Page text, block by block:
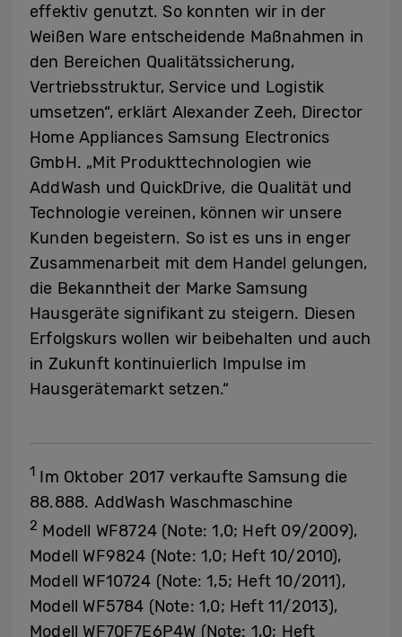
effektiv genutzt. So konnten wir in der
Weißen Ware entscheidende Maßnahmen in
den Bereichen Qualitätssicherung,
Vertriebsstruktur, Service und Logistik
umsetzen“, erklärt Alexander Zeeh, Director
Home Appliances Samsung Electronics
GmbH. „Mit Produkttechnologien wie
AddWash und QuickDrive, die Qualität und
Technologie vereinen, können wir unsere
Kunden begeistern. So ist es uns in enger
Zusammenarbeit mit dem Handel gelungen,
die Bekanntheit der Marke Samsung
Hausgeräte signifikant zu steigern. Diesen
Erfolgskurs wollen wir beibehalten und auch
in Zukunft kontinuierlich Impulse im
Hausgerätemarkt setzen.“
1 Im Oktober 2017 verkaufte Samsung die
88.888. AddWash Waschmaschine
2 Modell WF8724 (Note: 1,0; Heft 09/2009),
Modell WF9824 (Note: 1,0; Heft 10/2010),
Modell WF10724 (Note: 1,5; Heft 10/2011),
Modell WF5784 (Note: 1,0; Heft 11/2013),
Modell WF70F7E6P4W (Note: 1,0; Heft